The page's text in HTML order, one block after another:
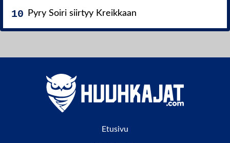
Pyry Soiri siirtyy Kreikkaan
Etusivu